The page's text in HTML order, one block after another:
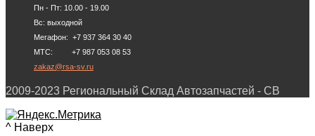
Пн - Пт: 10.00 - 19.00
Вс: выходной
Мегафон: +7 937 364 30 40
МТС: +7 987 053 08 53
zakaz@rsa-sv.ru
2009-2023 Региональный Склад Автозапчастей - СВ
^ Наверх